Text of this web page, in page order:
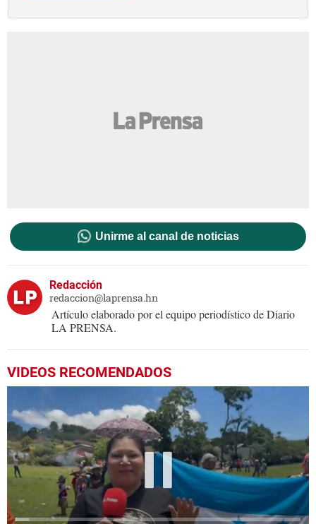
Unirme al canal de noticias
Redacción
redaccion@laprensa.hn
Artículo elaborado por el equipo periodístico de Diario
LA PRENSA.
VIDEOS RECOMENDADOS